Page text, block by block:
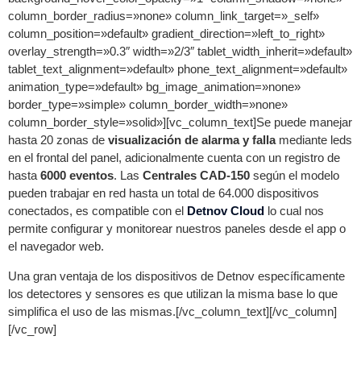
column_border_radius=»none» column_link_target=»_self»
column_position=»default» gradient_direction=»left_to_right»
overlay_strength=»0.3″ width=»2/3″ tablet_width_inherit=»default»
tablet_text_alignment=»default» phone_text_alignment=»default»
animation_type=»default» bg_image_animation=»none»
border_type=»simple» column_border_width=»none»
column_border_style=»solid»][vc_column_text]Se puede manejar
hasta 20 zonas de visualización de alarma y fallamediante leds
en el frontal del panel, adicionalmente cuenta con un registro de
hasta 6000 eventos. Las Centrales CAD-150 según el modelo
pueden trabajar en red hasta un total de 64.000 dispositivos
conectados, es compatible con el Detnov Cloud lo cual nos
permite configurar y monitorear nuestros paneles desde el app o
el navegador web.
Una gran ventaja de los dispositivos de Detnov específicamente
los detectores y sensores es que utilizan la misma base lo que
simplifica el uso de las mismas.[/vc_column_text][/vc_column]
[/vc_row]